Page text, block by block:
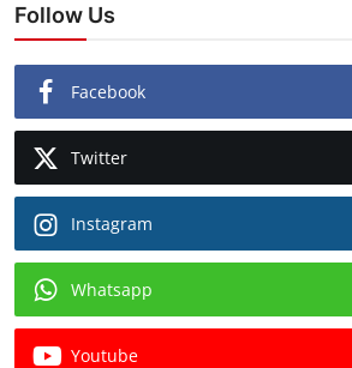
Follow Us
Facebook
Twitter
Instagram
Whatsapp
Youtube